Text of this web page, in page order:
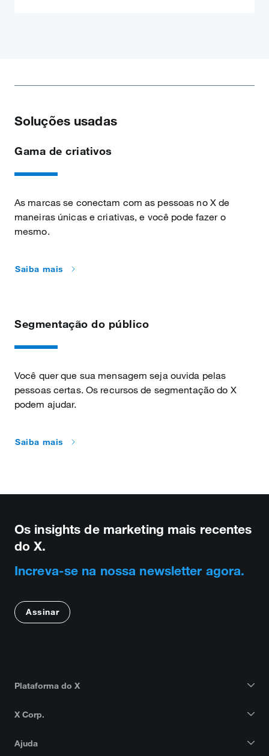
Soluções usadas
Gama de criativos
As marcas se conectam com as pessoas no X de
maneiras únicas e criativas, e você pode fazer o
mesmo.
Saiba mais
Segmentação do público
Você quer que sua mensagem seja ouvida pelas
pessoas certas. Os recursos de segmentação do X
podem ajudar.
Saiba mais
Os insights de marketing mais recentes
do X.
Increva-se na nossa newsletter agora.
Assinar
Plataforma do X
X Corp.
Ajuda